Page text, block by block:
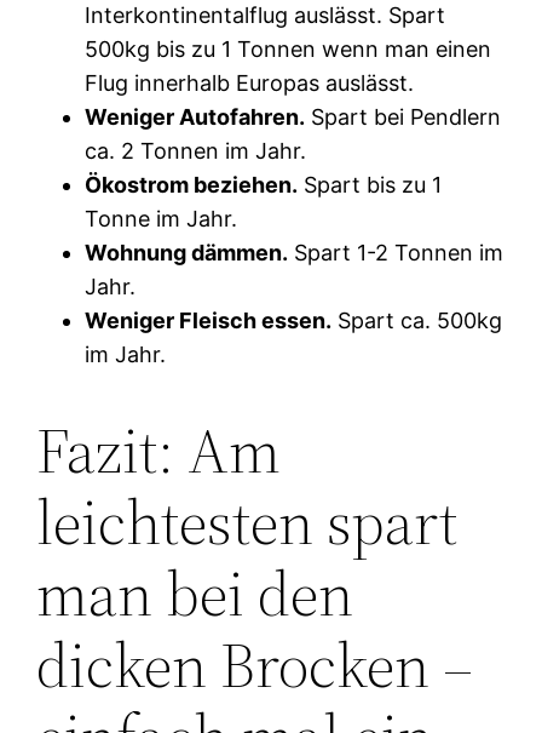
Interkontinentalflug auslässt. Spart
500kg bis zu 1 Tonnen wenn man einen
Flug innerhalb Europas auslässt.
Weniger Autofahren. Spart bei Pendlern
ca. 2 Tonnen im Jahr.
Ökostrom beziehen. Spart bis zu 1
Tonne im Jahr.
Wohnung dämmen. Spart 1-2 Tonnen im
Jahr.
Weniger Fleisch essen. Spart ca. 500kg
im Jahr.
Fazit: Am
leichtesten spart
man bei den
dicken Brocken –